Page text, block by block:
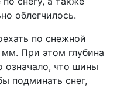
облегчилось.
по снежной
При этом глубина
означало, что шины
подминать снег,